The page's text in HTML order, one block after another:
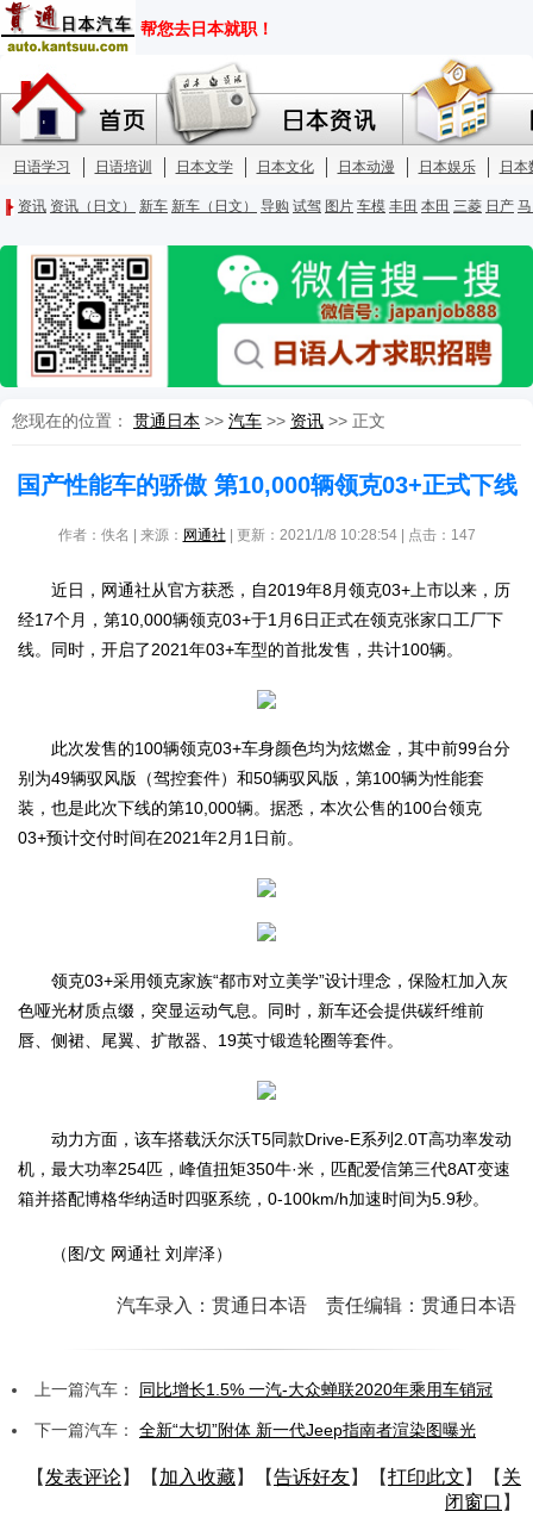
您现在的位置： 贯通日本 >> 汽车 >> 资讯 >> 正文
国产性能车的骄傲 第10,000辆领克03+正式下线
作者：佚名 | 来源： 网通社 | 更新：2021/1/8 10:28:54 | 点击： 147
近日，网通社从官方获悉，自2019年8月领克03+上市以来，历
经17个月，第10,000辆领克03+于1月6日正式在领克张家口工厂下
线。同时，开启了2021年03+车型的首批发售，共计100辆。
此次发售的100辆领克03+车身颜色均为炫燃金，其中前99台分
别为49辆驭风版（驾控套件）和50辆驭风版，第100辆为性能套
装，也是此次下线的第10,000辆。据悉，本次公售的100台领克
03+预计交付时间在2021年2月1日前。
领克03+采用领克家族“都市对立美学”设计理念，保险杠加入灰
色哑光材质点缀，突显运动气息。同时，新车还会提供碳纤维前
唇、侧裙、尾翼、扩散器、19英寸锻造轮圈等套件。
动力方面，该车搭载沃尔沃T5同款Drive-E系列2.0T高功率发动
机，最大功率254匹，峰值扭矩350牛·米，匹配爱信第三代8AT变速
箱并搭配博格华纳适时四驱系统，0-100km/h加速时间为5.9秒。
（图/文 网通社 刘岸泽）
汽车录入：贯通日本语 责任编辑：贯通日本语
上一篇汽车： 同比增长1.5% 一汽-大众蝉联2020年乘用车销冠
下一篇汽车： 全新“大切”附体 新一代Jeep指南者渲染图曝光
【 发表评论】【 加入收藏】【告诉好友】【打印此文 】【 关
闭窗口 】